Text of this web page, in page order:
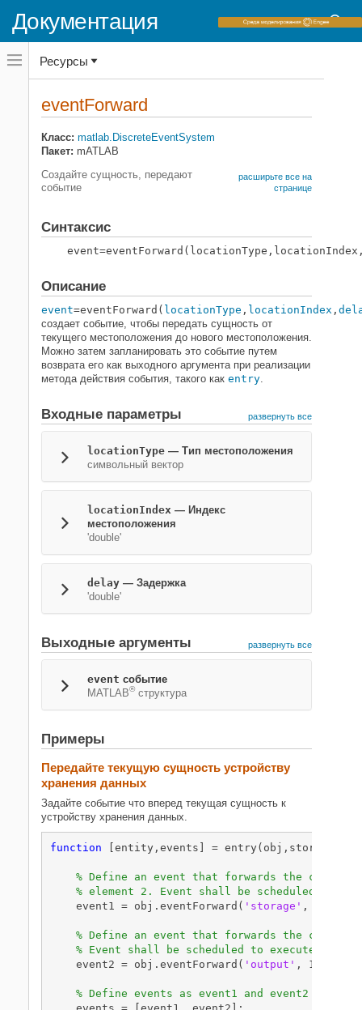
Документация
Переключатель
навигационного
меню
переключатель
Авторская разработка блока
Объекты дискретной системы событий
eventForward
Синтаксис
Выходные аргументы
Смотрите также
Ресурсы
eventForward
Класс: matlab.DiscreteEventSystem
Пакет: mATLAB
Создайте сущность, передают
событие
расширьте все на
странице
Синтаксис
Описание
event=eventForward( locationType , locationIndex ,
создает событие, чтобы передать сущность от
текущего местоположения до нового местоположения.
Можно затем запланировать это событие путем
возврата его как выходного аргумента при реализации
метода действия события, такого как entry.
Входные параметры развернуть все
locationType — Тип местоположения
символьный вектор
locationIndex — Индекс
местоположения
'double'
delay — Задержка
'double'
Выходные аргументы развернуть все
event событие
MATLAB®структура
Примеры
Передайте текущую сущность устройству
хранения данных
Задайте событие что вперед текущая сущность к
устройству хранения данных.
function [entity,events] =
% Define an event that forwards the
% element 2. Event shall be scheduled to
    event1 = obj.eventForward(
'storage' , 2,
% Define an event that forwards the
% Event shall be scheduled to execute at
    event2 = obj.eventForward(
'output' , 1, 0);
% Define events as event1 and event2